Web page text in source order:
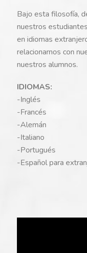
Bajo esta filosofía,
nuestros
en idiomas
relacionarnos con
nuestros alumnos.
IDIOMAS:
-Inglés
-Francés
-Alemán
-Italiano
-Portugués
-Español para